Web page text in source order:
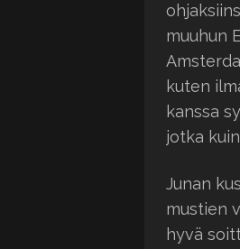
muuhun
kuten
kanssa
jotka
Junan
mustien
hyvä